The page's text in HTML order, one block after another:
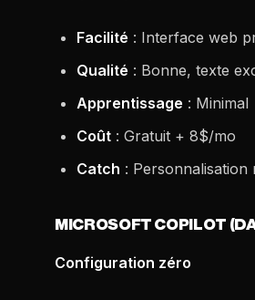
Facilité : Interface web
Qualité : Bonne, texte
Apprentissage : Minimal
Coût : Gratuit + 8$/mo
Catch : Personnalisation
MICROSOFT COPILOT
Configuration zéro